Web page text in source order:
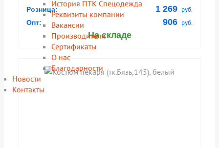
История ПТК Спецодежда
Реквизиты компании
Вакансии
Производители
Сертификаты
О нас
Благодарности
Новости
Контакты
Розница: 1 269 руб.
Опт: 906 руб.
На складе